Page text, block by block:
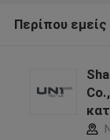
Περίπου εμείς